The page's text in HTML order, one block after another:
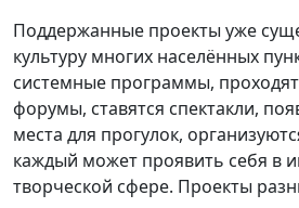
Поддержанные проекты уже
культуру многих населённых
системные программы,
форумы, ставятся спектакли,
места для прогулок,
каждый может проявить себя в
творческой сфере. Проекты